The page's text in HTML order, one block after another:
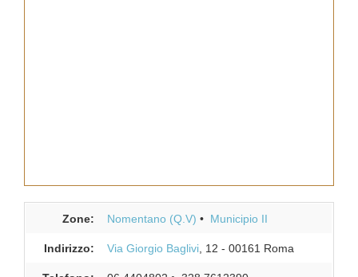
Zone: Nomentano (Q.V) Municipio II
Indirizzo: Via Giorgio Baglivi , 12 - 00161 Roma